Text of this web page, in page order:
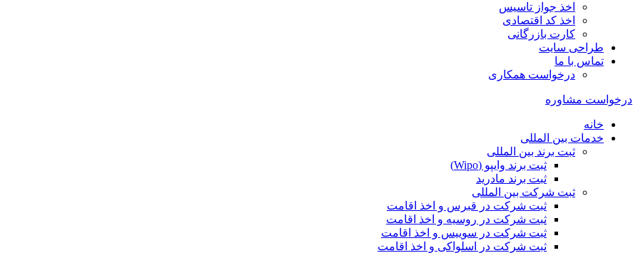
اخذ جواز تاسیس
اخذ کد اقتصادی
کارت بازرگانی
طراحی سایت
تماس با ما
درخواست همکاری
درخواست مشاوره
خانه
خدمات بین المللی
ثبت برند بین المللی
ثبت برند وایپو (Wipo)
ثبت برند مادرید
ثبت شرکت بین المللی
ثبت شرکت در قبرس و اخذ اقامت
ثبت شرکت در روسیه و اخذ اقامت
ثبت شرکت در سوییس و اخذ اقامت
ثبت شرکت در اسلواکی و اخذ اقامت